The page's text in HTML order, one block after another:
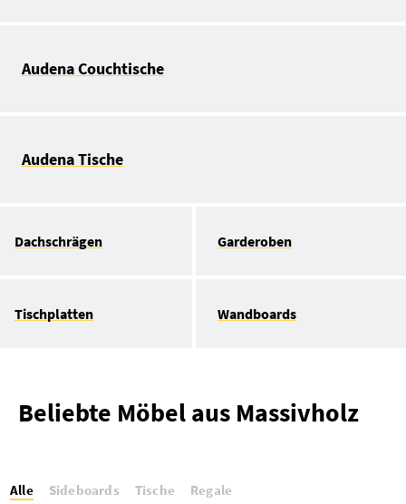
Audena Couchtische
Audena Tische
Dachschrägen Garderoben
Tischplatten Wandboards
Beliebte Möbel aus Massivholz
Alle Sideboards Tische Regale